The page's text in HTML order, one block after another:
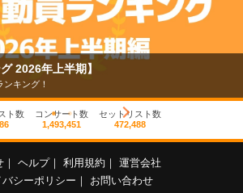
2026年上半期】
キング！
ト数
コンサート数
1,493,451
セットリスト数
472,488
ヘルプ 利用規約
運営会社
バシーポリシー
お問い合わせ